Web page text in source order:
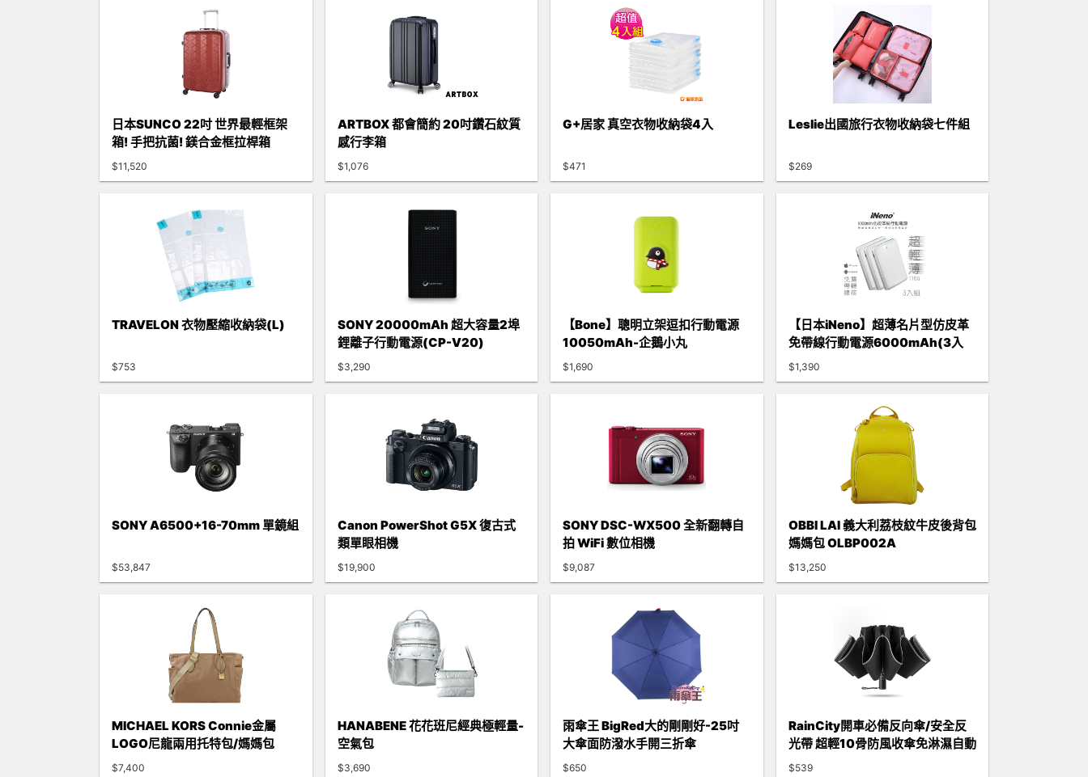
日本SUNCO 22吋 世界最輕框架
箱! 手把抗菌! 鎂合金框拉桿箱
$11,520
ARTBOX 都會簡約 20吋鑽石紋質
感行李箱
$1,076
G+居家 真空衣物收納袋4入
$471
Leslie出國旅行衣物收納袋七件組
$269
TRAVELON 衣物壓縮收納袋(L)
$753
SONY 20000mAh 超大容量2埠
鋰離子行動電源(CP-V20)
$3,290
【Bone】聰明立架逗扣行動電源
10050mAh-企鵝小丸
$1,690
【日本iNeno】超薄名片型仿皮革
免帶線行動電源6000mAh(3入
組)
$1,390
SONY A6500+16-70mm 單鏡組
$53,847
Canon PowerShot G5X 復古式
類單眼相機
$19,900
SONY DSC-WX500 全新翻轉自
拍 WiFi 數位相機
$9,087
OBBI LAI 義大利荔枝紋牛皮後背包
媽媽包 OLBP002A
$13,250
MICHAEL KORS Connie金屬
LOGO尼龍兩用托特包/媽媽包
$7,400
HANABENE 花花班尼經典極輕量-
空氣包
$3,690
雨傘王 BigRed大的剛剛好-25吋
大傘面防潑水手開三折傘
$650
RainCity開車必備反向傘/安全反
光帶 超輕10骨防風收傘免淋濕自動
摺疊雨傘
$539